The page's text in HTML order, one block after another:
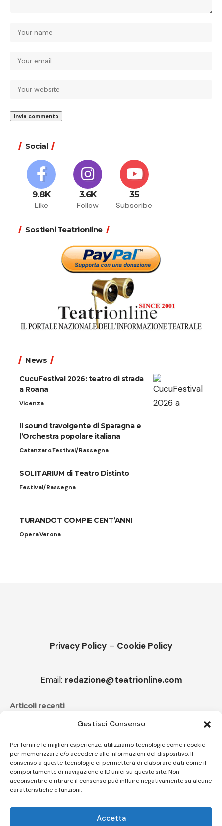
Gestisci Consenso
Per fornire le migliori esperienze, utilizziamo tecnologie come i cookie
per memorizzare e/o accedere alle informazioni del dispositivo. Il
consenso a queste tecnologie ci permetterà di elaborare dati come il
comportamento di navigazione o ID unici su questo sito. Non
acconsentire o ritirare il consenso può influire negativamente su alcune
caratteristiche e funzioni.
Accetta
Social
9.8K
Like
3.6K
Follow
35
Subscribe
Sostieni Teatrionline
News
CucuFestival 2026: teatro di strada
a Roana
Vicenza
Il sound travolgente di Sparagna e
l’Orchestra popolare italiana
CatanzaroFestival/Rassegna
SOLITARIUM di Teatro Distinto
Festival/Rassegna
TURANDOT COMPIE CENT’ANNI
OperaVerona
Privacy Policy – Cookie Policy
Email: redazione@teatrionline.com
Articoli recenti
CucuFestival 2026: teatro di strada a Roana
Il sound travolgente di Sparagna e l’Orchestra
popolare italiana